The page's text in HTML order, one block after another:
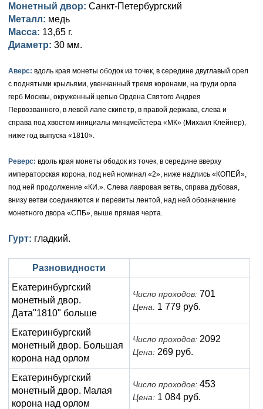
Германская оккупация
Для Финляндии
Медь
Для Финляндии
Серебро
Медь
Платина, золото
Серебро
Русско-Польские
Для Польши
Александр I (1801-1825)
Золото
Для Грузии
Для Польши
Павел I (1796-1801)
Серебро
Медь
Для Молдавии и Валахии
Таврические монеты
Елизавета I (1741-1762)
Золото
Медь
Для Пруссии
Иоанн Антонович (1740-1741)
Петр II (1727-1730)
Екатерина I (1725-1727)
Серебро
Медь
Для Речи Посполитой
Монетный двор: Санкт-Петербургский
Металл: медь
Масса: 13,65 г.
Диаметр: 30 мм.
Аверс: вдоль края монеты ободок из точек, в середине двуглавый орел
с поднятыми крыльями, увенчанный тремя коронами, на груди орла
герб Москвы, окруженный цепью Ордена Святого Андрея
Первозванного, в левой лапе скипетр, в правой держава, слева и
справа под хвостом инициалы минцмейстера «МК» (Михаил Клейнер),
ниже год выпуска «1810».
Реверс: вдоль края монеты ободок из точек, в середине вверху
императорская корона, под ней номинал «2», ниже надпись «КОПЕЙ»,
под ней продолжение «КИ.». Слева лавровая ветвь, справа дубовая,
внизу ветви соединяются и перевиты лентой, над ней обозначение
монетного двора «СПБ», выше прямая черта.
Гурт: гладкий.
Разновидности
Екатеринбургский
монетный двор.
Дата"1810" больше
Число проходов: 701
Цена: 1 779 руб.
Екатеринбургский
монетный двор. Большая
корона над орлом
Число проходов: 2092
Цена: 269 руб.
Екатеринбургский
монетный двор. Малая
корона над орлом
Число проходов: 453
Цена: 1 084 руб.